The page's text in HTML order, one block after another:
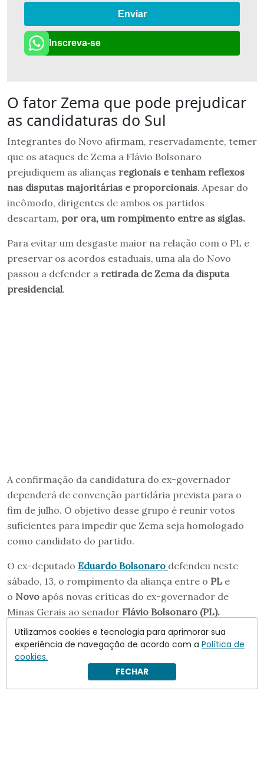
Enviar
Inscreva-se
O fator Zema que pode prejudicar
as candidaturas do Sul
Integrantes do Novo afirmam, reservadamente, temer
que os ataques de Zema a Flávio Bolsonaro
prejudiquem as alianças regionais e tenham reflexos
nas disputas majoritárias e proporcionais. Apesar do
incômodo, dirigentes de ambos os partidos
descartam, por ora, um rompimento entre as siglas.
Para evitar um desgaste maior na relação com o PL e
preservar os acordos estaduais, uma ala do Novo
passou a defender a retirada de Zema da disputa
presidencial.
A confirmação da candidatura do ex-governador
dependerá de convenção partidária prevista para o
fim de julho. O objetivo desse grupo é reunir votos
suficientes para impedir que Zema seja homologado
como candidato do partido.
O ex-deputado Eduardo Bolsonaro defendeu neste
sábado, 13, o rompimento da aliança entre o PL e
o Novo após novas críticas do ex-governador de
Minas Gerais ao senador Flávio Bolsonaro (PL).
Utilizamos cookies e tecnologia para aprimorar sua
experiência de navegação de acordo com a Política de
cookies.
FECHAR